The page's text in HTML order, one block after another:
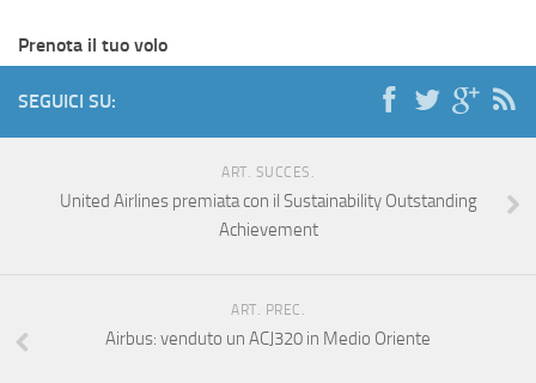
Prenota il tuo volo
SEGUICI SU:
ART. SUCCES.
United Airlines premiata con il Sustainability Outstanding
Achievement
ART. PREC.
Airbus: venduto un ACJ320 in Medio Oriente